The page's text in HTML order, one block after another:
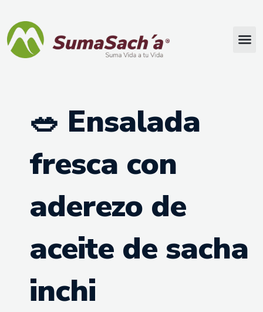
🥗 Ensalada
fresca con
aderezo de
aceite de sacha
inchi